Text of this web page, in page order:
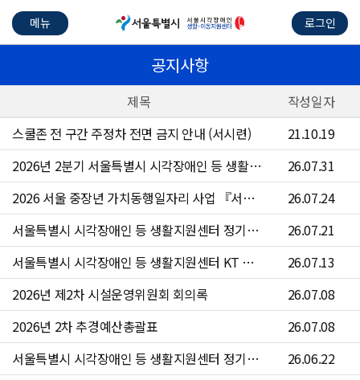
메뉴 로그인
공지사항
제목
작성일자
스쿨존 전 구간 주정차 전면 금지 안내 (서시련)
21.10.19
2026년 2분기 서울특별시 시각장애인 등 생활지원센터 수의계약 현황
26.07.31
2026 서울 중장년 가치동행일자리 사업 『서울시각장애인등생활지원센터 운전원』참여자 4차 모집 공고문
26.07.24
서울특별시 시각장애인 등 생활지원센터 정기점검 안내
26.07.21
서울특별시 시각장애인 등 생활지원센터 KT 문자 서비스 점검 안내
26.07.13
2026년 제2차 시설운영위원회 회의록
26.07.08
2026년 2차 추경예산총괄표
26.07.08
서울특별시 시각장애인 등 생활지원센터 정기점검 안내
26.06.22